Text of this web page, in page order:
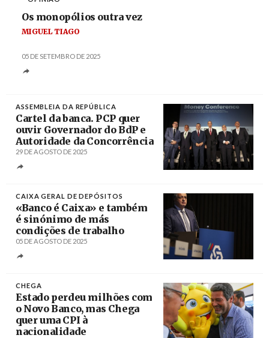
Os monopólios outra vez
MIGUEL TIAGO
05 DE SETEMBRO DE 2025
ASSEMBLEIA DA REPÚBLICA
Cartel da banca. PCP quer
ouvir Governador do BdP e
Autoridade da Concorrência
29 DE AGOSTO DE 2025
CAIXA GERAL DE DEPÓSITOS
«Banco é Caixa» e também
é sinónimo de más
condições de trabalho
05 DE AGOSTO DE 2025
CHEGA
Estado perdeu milhões com
o Novo Banco, mas Chega
quer uma CPI à
nacionalidade